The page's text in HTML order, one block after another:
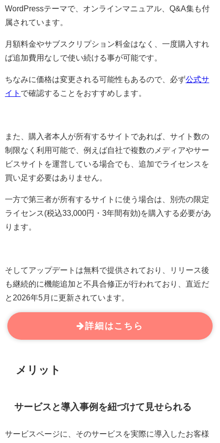
WordPressテーマで、オンラインマニュアル、Q&A集も付
属されています。
月額料金やサブスクリプション料金はなく、一度購入すれ
ば追加費用なしで使い続ける事が可能です。
ちなみに価格は変更される可能性もあるので、必ず公式サ
イト で確認することをおすすめします。
また、購入者本人が所有するサイトであれば、サイト数の
制限なく利用可能で、例えば自社で複数のメディアやサー
ビスサイトを運営している場合でも、追加でライセンスを
買い足す必要はありません。
一方で第三者が所有するサイトに使う場合は、別売の限定
ライセンス(税込33,000円・3年間有効)を購入する必要があ
ります。
そしてアップデートは無料で提供されており、リリース後
も継続的に機能追加と不具合修正が行われており、直近だ
と2026年5月に更新されています。
詳細はこちら
メリット
サービスと導入事例を紐づけて見せられる
サービスページに、そのサービスを実際に導入したお客様